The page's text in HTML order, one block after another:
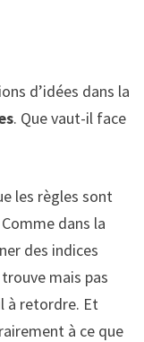
d’idées dans la
. Que vaut-il face
les règles sont
dans la
des indices
mais pas
à retordre. Et
à ce que